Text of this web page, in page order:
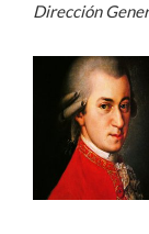
Dirección